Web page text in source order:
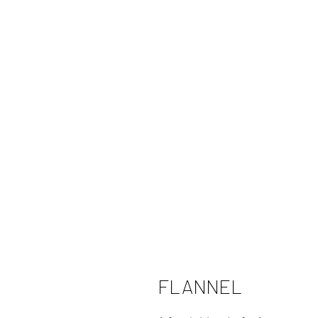
FLANNEL